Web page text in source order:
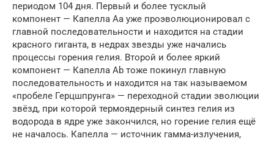
периодом 104 дня. Первый и более тусклый
компонент — Капелла Aa уже проэволюционировал с
главной последовательности и находится на стадии
красного гиганта, в недрах звезды уже начались
процессы горения гелия. Второй и более яркий
компонент — Капелла Ab тоже покинул главную
последовательность и находится на так называемом
«пробеле Герцшпрунга» — переходной стадии эволюции
звёзд, при которой термоядерный синтез гелия из
водорода в ядре уже закончился, но горение гелия ещё
не началось. Капелла — источник гамма-излучения,